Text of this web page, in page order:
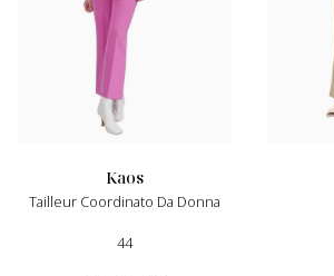
kaos
Tailleur Coordinato Da Donna
44